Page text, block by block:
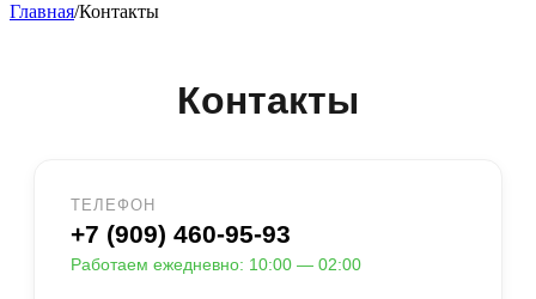
Главная/Контакты
Контакты
ТЕЛЕФОН
+7 (909) 460-95-93
Работаем ежедневно: 10:00 — 02:00